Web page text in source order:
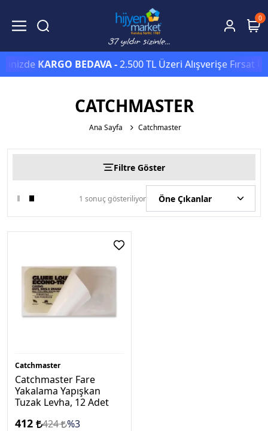
0
KARGO BEDAVA -2.500 TL Üzeri Alışverişe Fırsat
CATCHMASTER
Ana Sayfa Catchmaster
Filtre Göster
1 sonuç gösteriliyor
Catchmaster
Catchmaster Fare
Yakalama Yapışkan
Tuzak Levha, 12 Adet
412 424 %3